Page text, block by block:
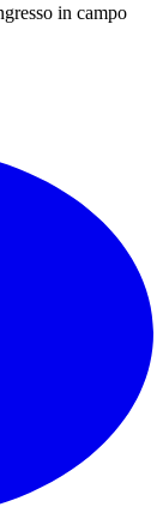
in campo